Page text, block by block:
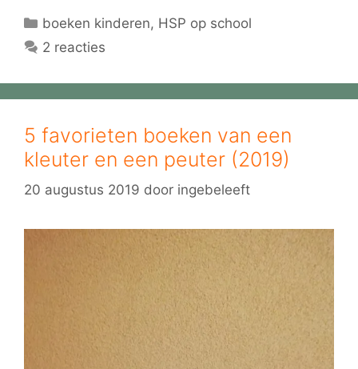
Categorieën
boeken kinderen, HSP op school
2 reacties
5 favorieten boeken van een
kleuter en een peuter (2019)
20 augustus 2019 door ingebeleeft